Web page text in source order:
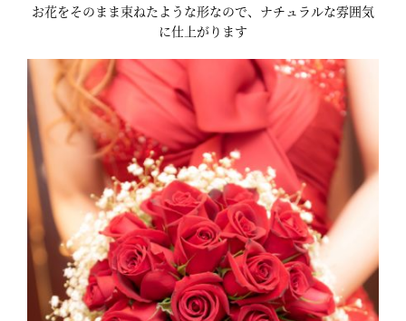
お花をそのまま束ねたような形なので、ナチュラルな雰囲気
に仕上がります